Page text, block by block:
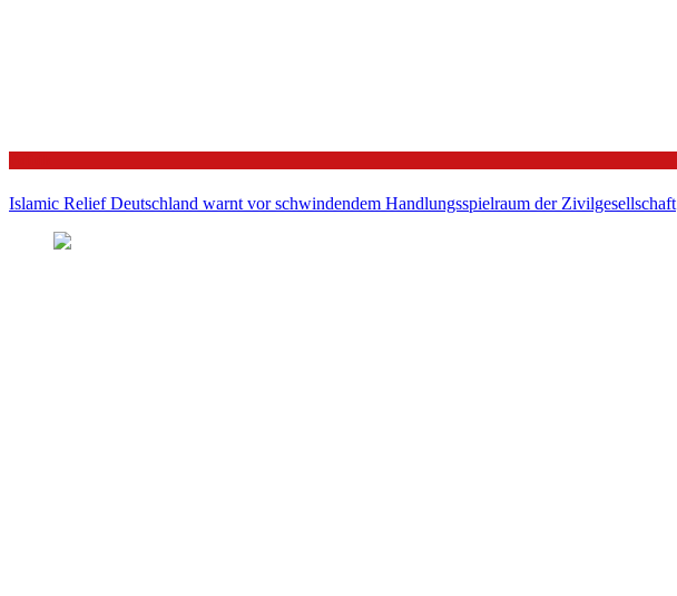
Islamic Relief Deutschland warnt vor schwindendem Handlungsspielraum der Zivilgesellschaft